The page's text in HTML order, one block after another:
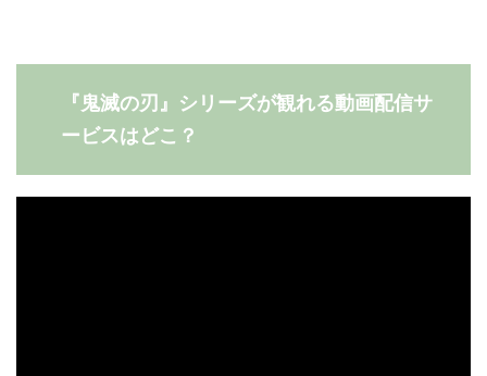
『鬼滅の刃』シリーズが観れる動画配信サ
ービスはどこ？